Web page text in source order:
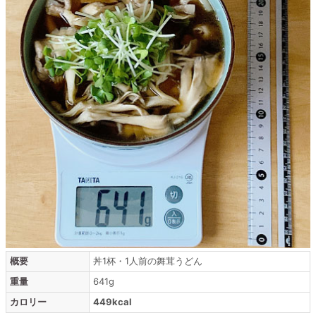
概要
丼1杯・1人前の舞茸うどん
重量
641g
カロリー
449kcal